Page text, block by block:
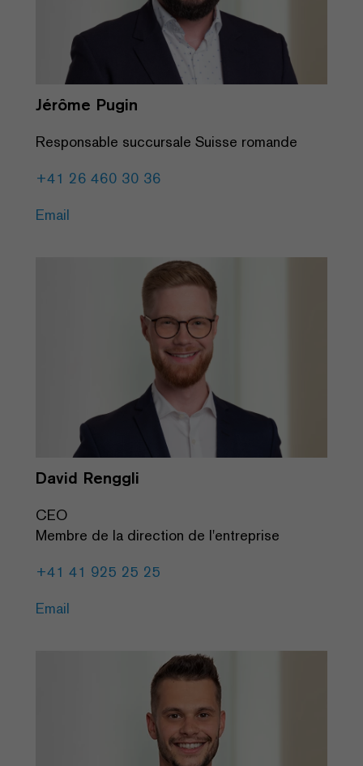
Jérôme Pugin
Responsable succursale Suisse romande
+41 26 460 30 36
Email
David Renggli
CEO
Membre de la direction de l'entreprise
+41 41 925 25 25
Email